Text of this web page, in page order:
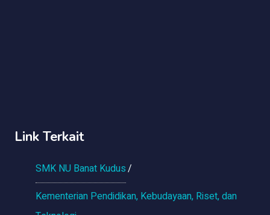
Link Terkait
SMK NU Banat Kudus
Kementerian Pendidikan, Kebudayaan, Riset, dan